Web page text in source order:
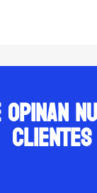
opinan
clientes